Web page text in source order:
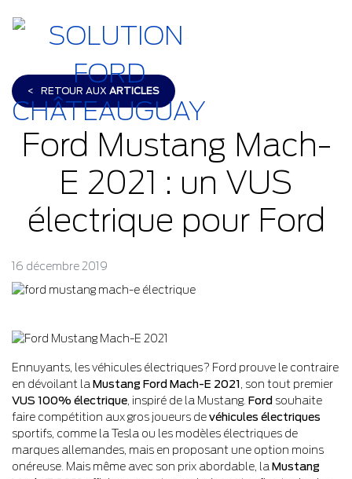
< RETOUR AUX ARTICLES
Ford Mustang Mach-
E 2021 : un VUS
électrique pour Ford
16 décembre 2019
Ennuyants, les véhicules électriques? Ford prouve le contraire
en dévoilant la Mustang Ford Mach-E 2021 , son tout premier
VUS 100% électrique , inspiré de la Mustang. Ford souhaite
faire compétition aux gros joueurs devéhicules électriques
sportifs, comme la Tesla ou les modèles électriques de
marques allemandes, mais en proposant une option moins
onéreuse. Mais même avec son prix abordable, la Mustang